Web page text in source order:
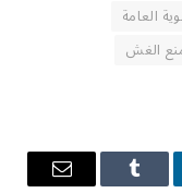
العامة
الغش
Tumblr
البريد